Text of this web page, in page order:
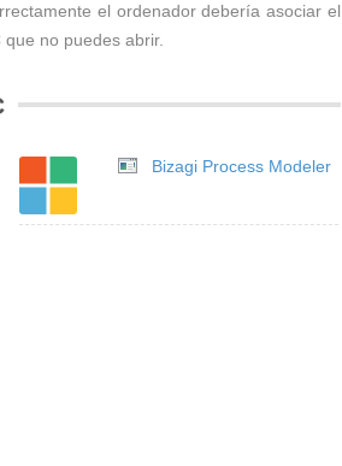
el ordenador debería asociar el
no puedes abrir.
Bizagi Process Modeler